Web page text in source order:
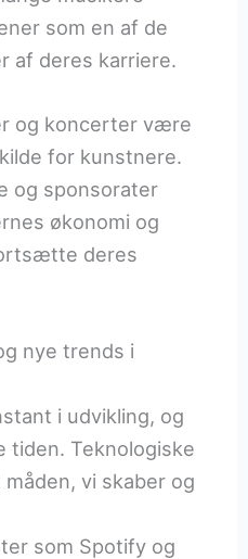
som en af de
af deres karriere.
og koncerter være
for kunstnere.
og sponsorater
økonomi og
deres
nye trends i
i udvikling, og
tiden. Teknologiske
vi skaber og
som Spotify og